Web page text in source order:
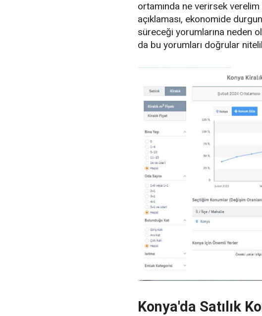
ortamında ne verirsek
açıklaması, ekonomide
süreceği yorumlarına neden
da bu yorumları doğrular
Konya'da Satılık